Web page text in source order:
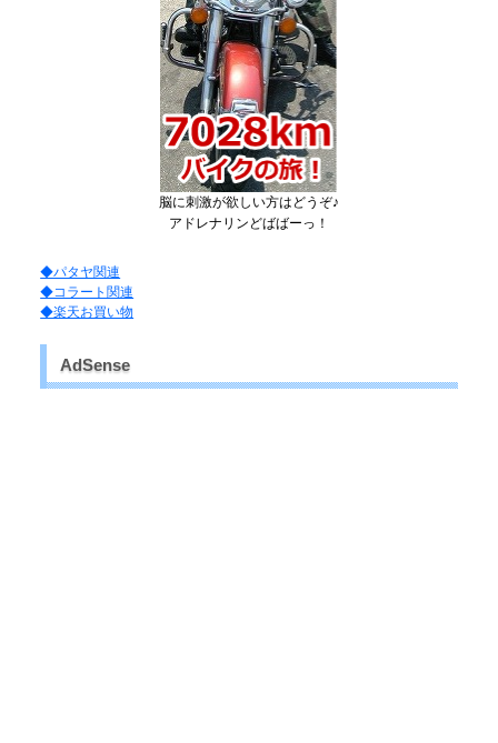
脳に刺激が欲しい方はどうぞ♪
アドレナリンどばばーっ！
◆パタヤ関連
◆コラート関連
◆楽天お買い物
AdSense